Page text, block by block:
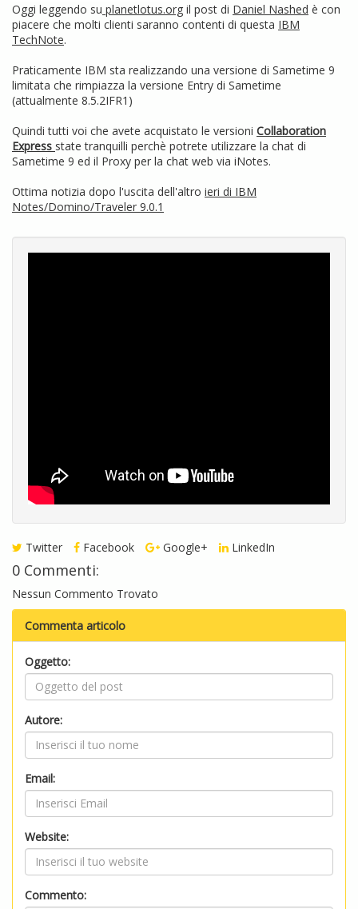
Oggi leggendo su planetlotus.org il post di Daniel Nashed è con
piacere che molti clienti saranno contenti di questa IBM
TechNote.
Praticamente IBM sta realizzando una versione di Sametime 9
limitata che rimpiazza la versione Entry di Sametime
(attualmente 8.5.2IFR1)
Quindi tutti voi che avete acquistato le versioni Collaboration
Express state tranquilli perchè potrete utilizzare la chat di
Sametime 9 ed il Proxy per la chat web via iNotes.
Ottima notizia dopo l'uscita dell'altro ieri di IBM
Notes/Domino/Traveler 9.0.1
Twitter Facebook Google+ LinkedIn
0 Commenti:
Nessun Commento Trovato
Commenta articolo
Oggetto:
Autore:
Email:
Website:
Commento: